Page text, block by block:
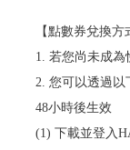
【點數券兌換方
1. 若您尚未成為
2. 您可以透過
48小時後生效
(1) 下載並登入